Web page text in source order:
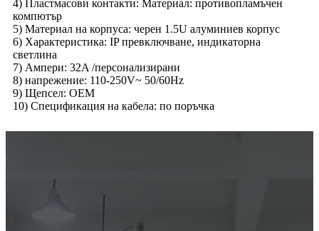
4) Пластмасови контакти: Материал: противопламъчен
компютър
5) Материал на корпуса: черен 1.5U алуминиев корпус
6) Характеристика: IP превключване, индикаторна
светлина
7) Ампери: 32A /персонализирани
8) напрежение: 110-250V~ 50/60Hz
9) Щепсел: OEM
10) Спецификация на кабела: по поръчка